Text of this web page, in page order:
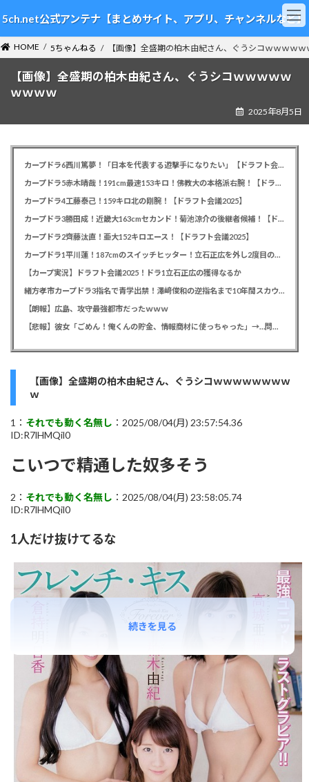
ン
テ
ン
ツ
ビ
ゲ
ー
シ
5ch.net公式アンテナ【まとめサイト、アプリ、チャンネルなど】
HOME 5ちゃんねる 【画像】全盛期の柏木由紀さん、ぐうシコｗｗｗｗ
【画像】全盛期の柏木由紀さん、ぐうシコｗｗｗｗｗ
ｗｗｗｗ
2025年8月5日
カープドラ6西川篤夢！「日本を代表する遊撃手になりたい」【ドラフト会議2025】
カープドラ5赤木晴哉！191cm最速153キロ！佛教大の本格派右腕！【ドラフト会議2025】
カープドラ4工藤泰己！159キロ北の剛腕！【ドラフト会議2025】
カープドラ3勝田成！近畿大163cmセカンド！菊池涼介の後継者候補！【ドラフト会議2025】
カープドラ2齊藤汰直！亜大152キロエース！【ドラフト会議2025】
カープドラ1平川蓮！187cmのスイッチヒッター！立石正広を外し2度目の重複も新井監督がクジを引き当てる！【ドラフト会議2025】
【カープ実況】ドラフト会議2025！ドラ1立石正広の獲得なるか
緒方孝市カープドラ3指名で青学出禁！澤﨑俊和の逆指名まで10年間スカウト出禁
【朗報】広島、攻守最強都市だったｗｗｗ
【悲報】彼女「ごめん！俺くんの貯金、情報商材に使っちゃった」→…問い詰めたらギャン泣きされたんだが俺が悪いのか？
【画像】全盛期の柏木由紀さん、ぐうシコｗｗｗｗｗｗｗｗ
ｗ
1： それでも動く名無し ：2025/08/04(月) 23:57:54.36
ID:R7lHMQil0
こいつで精通した奴多そう
2： それでも動く名無し ：2025/08/04(月) 23:58:05.74
ID:R7lHMQil0
1人だけ抜けてるな
続きを見る